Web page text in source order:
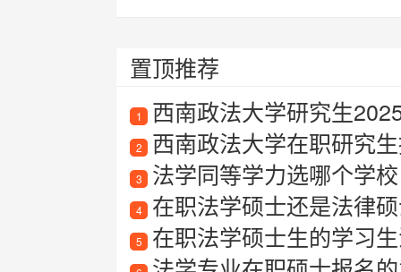
置顶推荐
1 西南政法大学研究生
2 西南政法大学在职研究
3 法学同等学力选哪个学校
4 在职法学硕士还是法律
5 在职法学硕士生的学习